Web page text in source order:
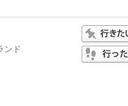
ンド